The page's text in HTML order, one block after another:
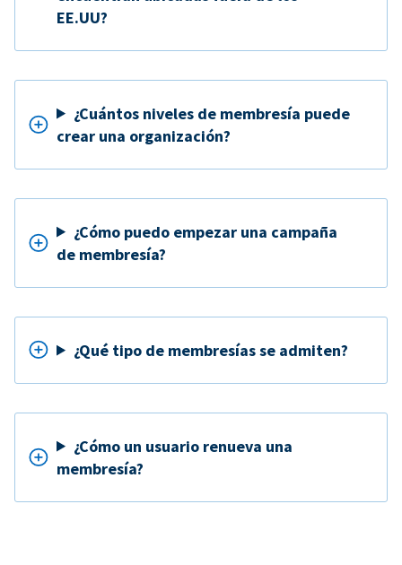
EE.UU?
¿Cuántos niveles de membresía puede
crear una organización?
¿Cómo puedo empezar una campaña
de membresía?
¿Qué tipo de membresías se admiten?
¿Cómo un usuario renueva una
membresía?